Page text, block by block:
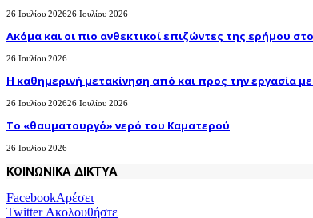
26 Ιουλίου 202626 Ιουλίου 2026
Ακόμα και οι πιο ανθεκτικοί επιζώντες της ερήμου
26 Ιουλίου 2026
H καθημερινή μετακίνηση από και προς την εργασία
26 Ιουλίου 202626 Ιουλίου 2026
Το «θαυματουργό» νερό του Καματερού
26 Ιουλίου 2026
ΚΟΙΝΩΝΙΚΑ ΔΙΚΤΥΑ
FacebookΑρέσει
TwitterΑκολουθήστε